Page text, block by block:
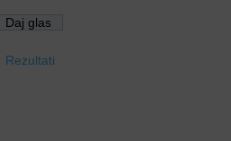
Rezultati